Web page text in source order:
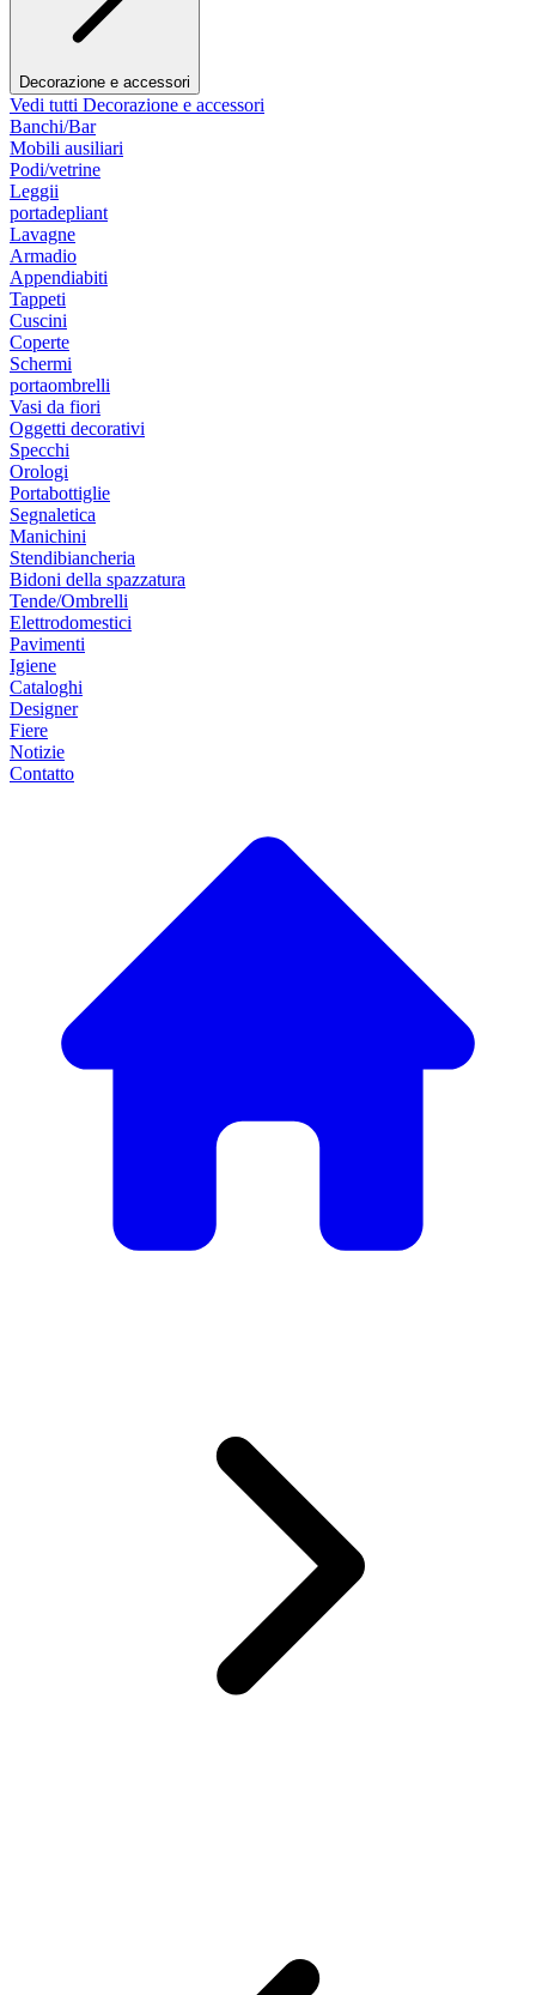
Decorazione e accessori
Vedi tutti Decorazione e accessori
Banchi/Bar
Mobili ausiliari
Podi/vetrine
Leggii
portadepliant
Lavagne
Armadio
Appendiabiti
Tappeti
Cuscini
Coperte
Schermi
portaombrelli
Vasi da fiori
Oggetti decorativi
Specchi
Orologi
Portabottiglie
Segnaletica
Manichini
Stendibiancheria
Bidoni della spazzatura
Tende/Ombrelli
Elettrodomestici
Pavimenti
Igiene
Cataloghi
Designer
Fiere
Notizie
Contatto